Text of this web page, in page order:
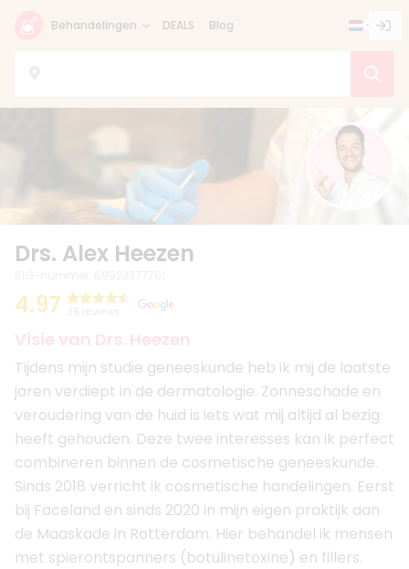
Behandelingen DEALS Blog
Drs. Alex Heezen
4.97
Visie van Drs. Heezen
Tijdens mijn studie geneeskunde heb ik mij de laatste
jaren verdiept in de dermatologie. Zonneschade en
veroudering van de huid is iets wat mij altijd al bezig
heeft gehouden. Deze twee interesses kan ik perfect
combineren binnen de cosmetische geneeskunde.
Sinds 2018 verricht ik cosmetische handelingen. Eerst
bij Faceland en sinds 2020 in mijn eigen praktijk aan
de Maaskade in Rotterdam. Hier behandel ik mensen
met spierontspanners (botulinetoxine) en fillers.